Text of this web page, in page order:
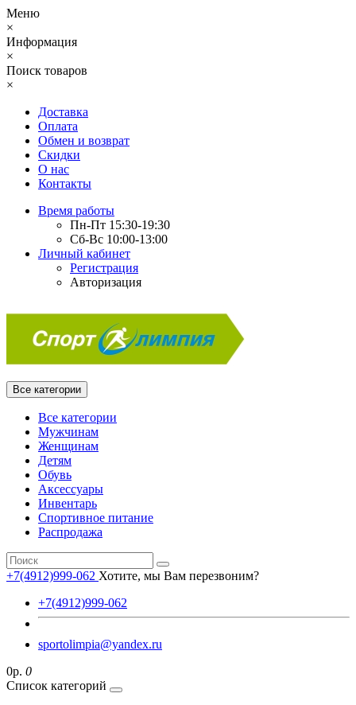
Меню
×
Информация
×
Поиск товаров
×
Доставка
Оплата
Обмен и возврат
Скидки
О нас
Контакты
Время работы
Пн-Пт 15:30-19:30
Сб-Вс 10:00-13:00
Личный кабинет
Регистрация
Авторизация
Все категории
Все категории
Мужчинам
Женщинам
Детям
Обувь
Аксессуары
Инвентарь
Спортивное питание
Распродажа
+7(4912)999-062 Хотите, мы Вам перезвоним?
+7(4912)999-062
sportolimpia@yandex.ru
0р. 0
Список категорий